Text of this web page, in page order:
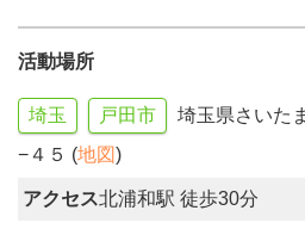
活動場所
埼玉 戸田市
埼玉県さいた
−４５ (地図)
アクセス北浦和駅 徒歩30分